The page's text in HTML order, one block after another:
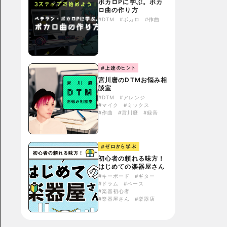
ボカロPに学ぶ。ボカ
ロ曲の作り方
#DTM #ボカロ #作曲
#上達のヒント
宮川麿のDTMお悩み相
談室
#DTM
#アレンジ
#マイク
#ミックス
#作曲
#宮川麿 #録音
#ゼロから学ぶ
初心者の頼れる味方！
はじめての楽器屋さん
#キーボード
#ギター
#ドラム
#ベース
#楽器初心者
#楽器屋さん
#楽器店